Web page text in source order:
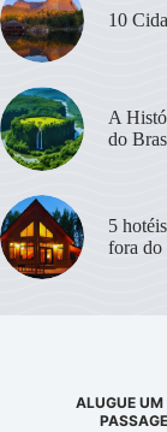
10
A
do
5
fora do
ALUGUE UM